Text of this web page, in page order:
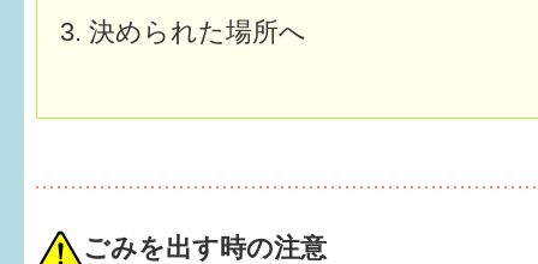
決められた場所へ
ごみを出す時の注意
妊娠
3か月〜6か月